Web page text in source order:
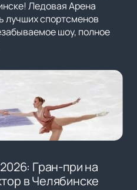
Ледовая Арена
лучших спортсменов
шоу, полное
Гран-при на
в Челябинске